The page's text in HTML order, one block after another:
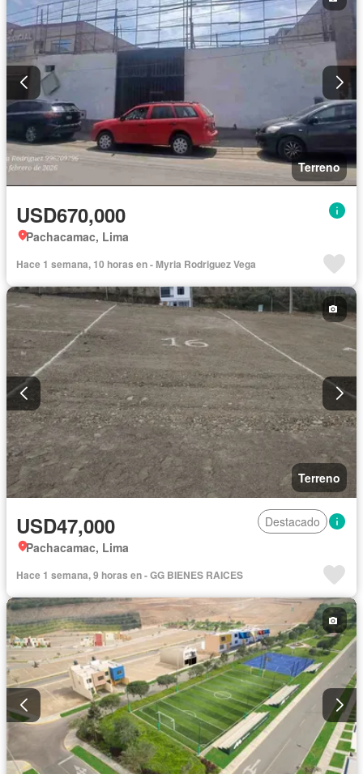
Terreno
USD670,000
Pachacamac, Lima
Hace 1 semana, 10 horas en - Myria Rodriguez Vega
Terreno
USD47,000
Destacado
Pachacamac, Lima
Hace 1 semana, 9 horas en - GG BIENES RAICES